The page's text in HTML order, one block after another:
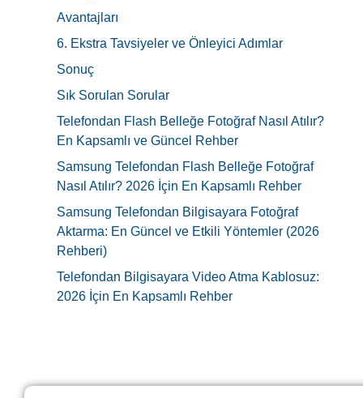
Avantajları
6. Ekstra Tavsiyeler ve Önleyici Adımlar
Sonuç
Sık Sorulan Sorular
Telefondan Flash Belleğe Fotoğraf Nasıl Atılır?
En Kapsamlı ve Güncel Rehber
Samsung Telefondan Flash Belleğe Fotoğraf
Nasıl Atılır? 2026 İçin En Kapsamlı Rehber
Samsung Telefondan Bilgisayara Fotoğraf
Aktarma: En Güncel ve Etkili Yöntemler (2026
Rehberi)
Telefondan Bilgisayara Video Atma Kablosuz:
2026 İçin En Kapsamlı Rehber